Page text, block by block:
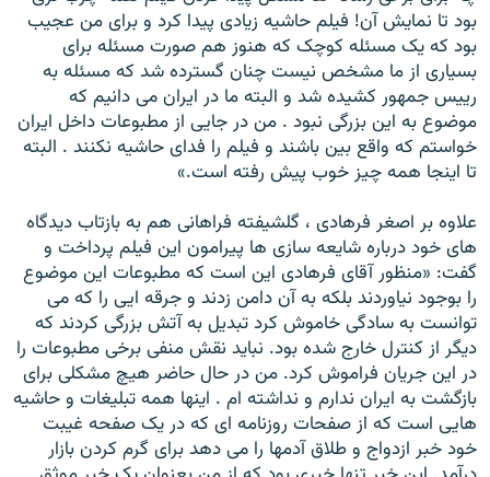
بود تا نمایش آن! فیلم حاشیه زیادی پیدا کرد و برای من عجیب
بود که یک مسئله کوچک که هنوز هم صورت مسئله برای
بسیاری از ما مشخص نیست چنان گسترده شد که مسئله به
رییس جمهور کشیده شد و البته ما در ایران می دانیم که
موضوع به این بزرگی نبود . من در جایی از مطبوعات داخل ایران
خواستم که واقع بین باشند و فیلم را فدای حاشیه نکنند . البته
تا اینجا همه چیز خوب پیش رفته است.»
علاوه بر اصغر فرهادی ، گلشیفته فراهانی هم به بازتاب دیدگاه
های خود درباره شایعه سازی ها پیرامون این فیلم پرداخت و
گفت: «منظور آقای فرهادی این است که مطبوعات این موضوع
را بوجود نیاوردند بلکه به آن دامن زدند و جرقه ایی را که می
توانست به سادگی خاموش کرد تبدیل به آتش بزرگی کردند که
دیگر از کنترل خارج شده بود. نباید نقش منفی برخی مطبوعات را
در این جریان فراموش کرد. من در حال حاضر هیچ مشکلی برای
بازگشت به ایران ندارم و نداشته ام . اینها همه تبلیغات و حاشیه
هایی است که از صفحات روزنامه ای که در یک صفحه غیبت
خود خبر ازدواج و طلاق آدمها را می دهد برای گرم کردن بازار